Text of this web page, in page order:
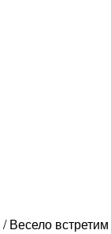
/ Весело встретим